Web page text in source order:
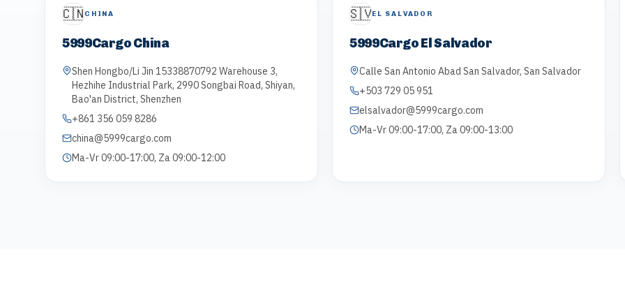
🇨🇳CHINA
5999Cargo China
Shen Hongbo/Li Jin 15338870792 Warehouse 3,
Hezhihe Industrial Park, 2990 Songbai Road, Shiyan,
Bao'an District, Shenzhen
+861 356 059 8286
china@5999cargo.com
Ma-Vr 09:00-17:00, Za 09:00-12:00
🇸🇻EL SALVADOR
5999Cargo El Salvador
Calle San Antonio Abad San Salvador, San Salvador
+503 729 05 951
elsalvador@5999cargo.com
Ma-Vr 09:00-17:00, Za 09:00-13:00